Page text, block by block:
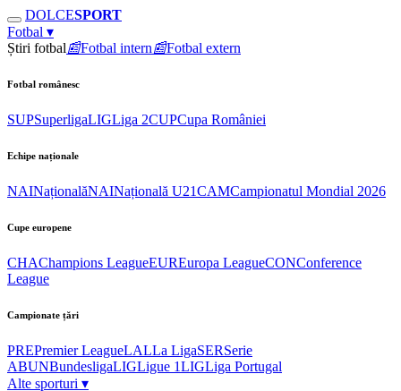
DOLCESPORT
Fotbal ▾
Știri fotbal📰Fotbal intern📰Fotbal extern
Fotbal românesc
SUPSuperligaLIGLiga 2CUPCupa României
Echipe naționale
NAINaționalăNAINațională U21CAMCampionatul Mondial 2026
Cupe europene
CHAChampions LeagueEUREuropa LeagueCONConference
League
Campionate țări
PREPremier LeagueLALLa LigaSERSerie
ABUNBundesligaLIGLigue 1LIGLiga Portugal
Alte sporturi ▾